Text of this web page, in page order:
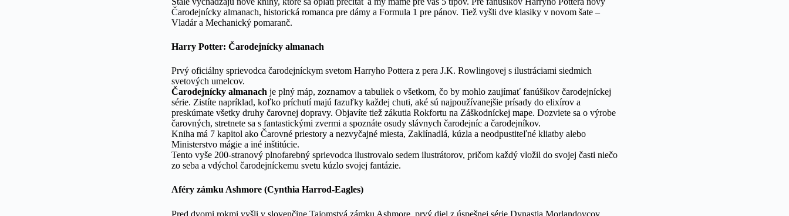
Čarodejnícky almanach, historická romanca pre dámy a Formula 1 pre pánov. Tiež vyšli dve klasiky v novom šate –
Vladár a Mechanický pomaranč.
Harry Potter: Čarodejnícky almanach
Prvý oficiálny sprievodca čarodejníckym svetom Harryho Pottera z pera J.K. Rowlingovej s ilustráciami siedmich
svetových umelcov.
Čarodejnícky almanach je plný máp, zoznamov a tabuliek o všetkom, čo by mohlo zaujímať fanúšikov čarodejníckej
série. Zistíte napríklad, koľko príchutí majú fazuľky každej chuti, aké sú najpoužívanejšie prísady do elixírov a
preskúmate všetky druhy čarovnej dopravy. Objavíte tiež zákutia Rokfortu na Záškodníckej mape. Dozviete sa o výrobe
čarovných, stretnete sa s fantastickými zvermi a spoznáte osudy slávnych čarodejníc a čarodejníkov.
Kniha má 7 kapitol ako Čarovné priestory a nezvyčajné miesta, Zaklínadlá, kúzla a neodpustiteľné kliatby alebo
Ministerstvo mágie a iné inštitúcie.
Tento vyše 200-stranový plnofarebný sprievodca ilustrovalo sedem ilustrátorov, pričom každý vložil do svojej časti niečo
zo seba a vdýchol čarodejníckemu svetu kúzlo svojej fantázie.
Aféry zámku Ashmore (Cynthia Harrod-Eagles)
Pred dvomi rokmi vyšli v slovenčine Tajomstvá zámku Ashmore, prvý diel z úspešnej série Dynastia Morlandovcov,